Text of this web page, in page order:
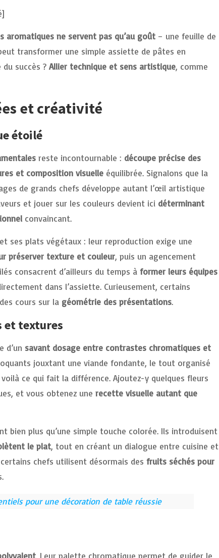
aromatiques ne servent pas qu’au goût – une feuille de
transformer une simple assiette de pâtes en
succès ? Allier technique et sens artistique, comme
et créativité
étoilé
reste incontournable : découpe précise des
et composition visuelle équilibrée. Signalons que la
de grands chefs développe autant l’œil artistique
et jouer sur les couleurs devient ici déterminant
convaincant.
et ses plats végétaux : leur reproduction exige une
préserver texture et couleur, puis un agencement
consacrent d’ailleurs du temps à former leurs équipes
dans l’assiette. Curieusement, certains
cours sur la géométrie des présentations.
et textures
d’un savant dosage entre contrastes chromatiques et
jouxtant une viande fondante, le tout organisé
ce qui fait la différence. Ajoutez-y quelques fleurs
et vous obtenez une recette visuelle autant que
bien plus qu’une simple touche colorée. Ils introduisent
le plat, tout en créant un dialogue entre cuisine et
chefs utilisent désormais des fruits séchés pour
pour une décoration de table réussie
. Leur palette chromatique permet de guider le